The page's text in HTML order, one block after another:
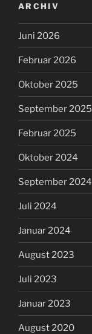
ARCHIV
Juni 2026
Februar 2026
Oktober 2025
September 2025
Februar 2025
Oktober 2024
September 2024
Juli 2024
Januar 2024
August 2023
Juli 2023
Januar 2023
August 2020